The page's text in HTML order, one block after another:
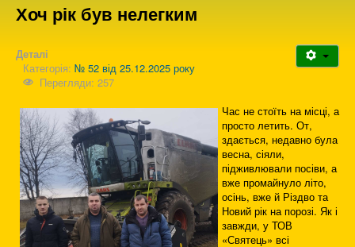
Хоч рік був нелегким
Деталі
Категорія: № 52 від 25.12.2025 року
Перегляди: 257
Час не стоїть на місці, а
просто летить. От,
здається, недавно була
весна, сіяли,
підживлювали посіви, а
вже промайнуло літо,
осінь, вже й Різдво та
Новий рік на порозі. Як і
завжди, у ТОВ
«Святець» всі